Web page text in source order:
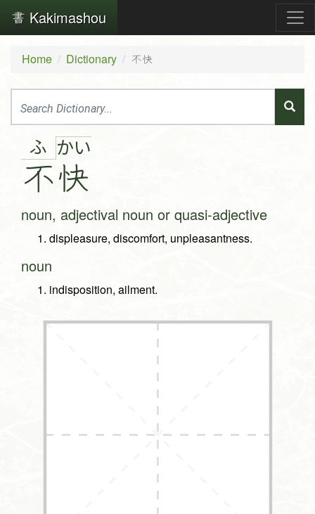
Kakimashou
Home Dictionary 不快
ふ
不
かい
快
noun, adjectival noun or quasi-adjective
displeasure, discomfort, unpleasantness.
noun
indisposition, ailment.